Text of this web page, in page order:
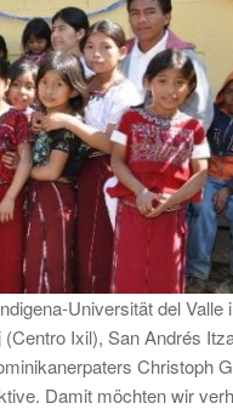
Universität del
Ixil), San Andrés
Christoph
Damit möchten wir